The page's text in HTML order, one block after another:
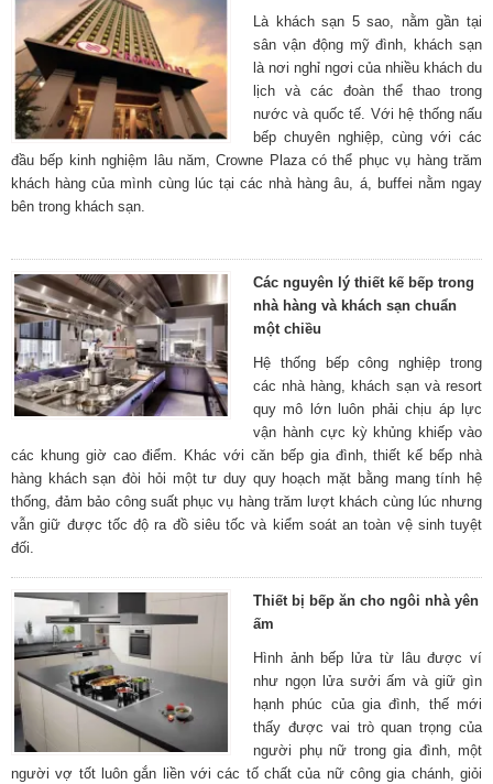
Là khách sạn 5 sao, nằm gần tại
sân vận động mỹ đình, khách sạn
là nơi nghỉ ngơi của nhiều khách du
lịch và các đoàn thể thao trong
nước và quốc tế. Với hệ thống nấu
bếp chuyên nghiệp, cùng với các
đầu bếp kinh nghiệm lâu năm, Crowne Plaza có thể phục vụ hàng trăm
khách hàng của mình cùng lúc tại các nhà hàng âu, á, buffei nằm ngay
bên trong khách sạn.
Các nguyên lý thiết kế bếp trong
nhà hàng và khách sạn chuẩn
một chiều
Hệ thống bếp công nghiệp trong
các nhà hàng, khách sạn và resort
quy mô lớn luôn phải chịu áp lực
vận hành cực kỳ khủng khiếp vào
các khung giờ cao điểm. Khác với căn bếp gia đình, thiết kế bếp nhà
hàng khách sạn đòi hỏi một tư duy quy hoạch mặt bằng mang tính hệ
thống, đảm bảo công suất phục vụ hàng trăm lượt khách cùng lúc nhưng
vẫn giữ được tốc độ ra đồ siêu tốc và kiểm soát an toàn vệ sinh tuyệt
đối.
Thiết bị bếp ăn cho ngôi nhà yên
ấm
Hình ảnh bếp lửa từ lâu được ví
như ngọn lửa sưởi ấm và giữ gìn
hạnh phúc của gia đình, thế mới
thấy được vai trò quan trọng của
người phụ nữ trong gia đình, một
người vợ tốt luôn gắn liền với các tố chất của nữ công gia chánh, giỏi